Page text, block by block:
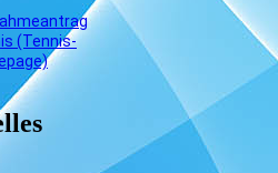
(Tennis-